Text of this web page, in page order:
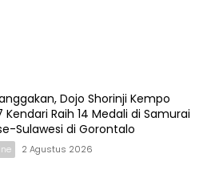
Dojo Shorinji Kempo
Kendari Raih 14 Medali di Samurai
Sulawesi di Gorontalo
2 Agustus 2026